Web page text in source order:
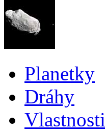
Planetky
Dráhy
Vlastnosti